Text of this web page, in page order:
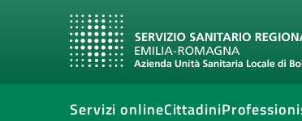
Servizi onlineCittadini